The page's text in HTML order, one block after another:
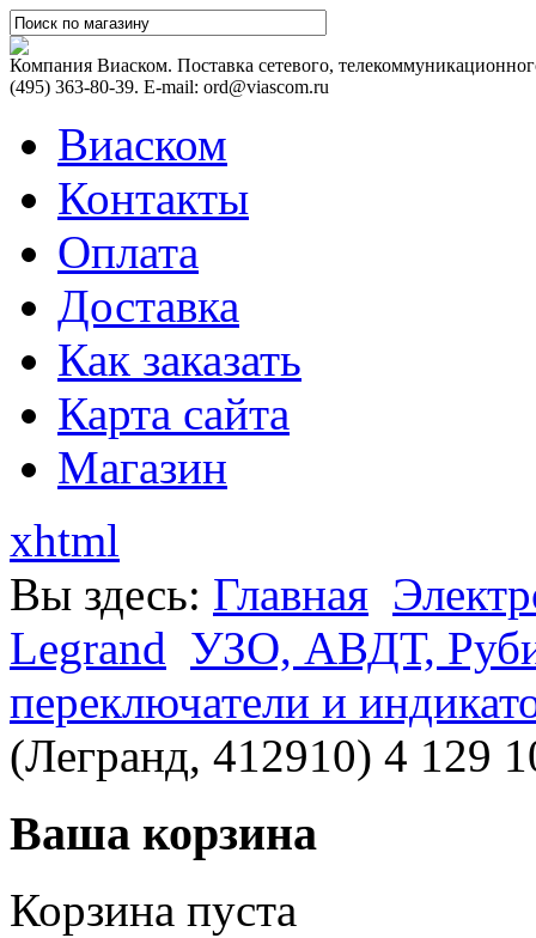
Компания Виаском. Поставка сетевого,
(495) 363-80-39. E-mail: ord@viascom.ru
Виаском
Контакты
Оплата
Доставка
Как заказать
Карта сайта
Магазин
xhtml
Вы здесь: Главная
Legrand УЗО, АВДТ,
переключатели и
(Легранд, 412910) 4 129
Ваша корзина
Корзина пуста